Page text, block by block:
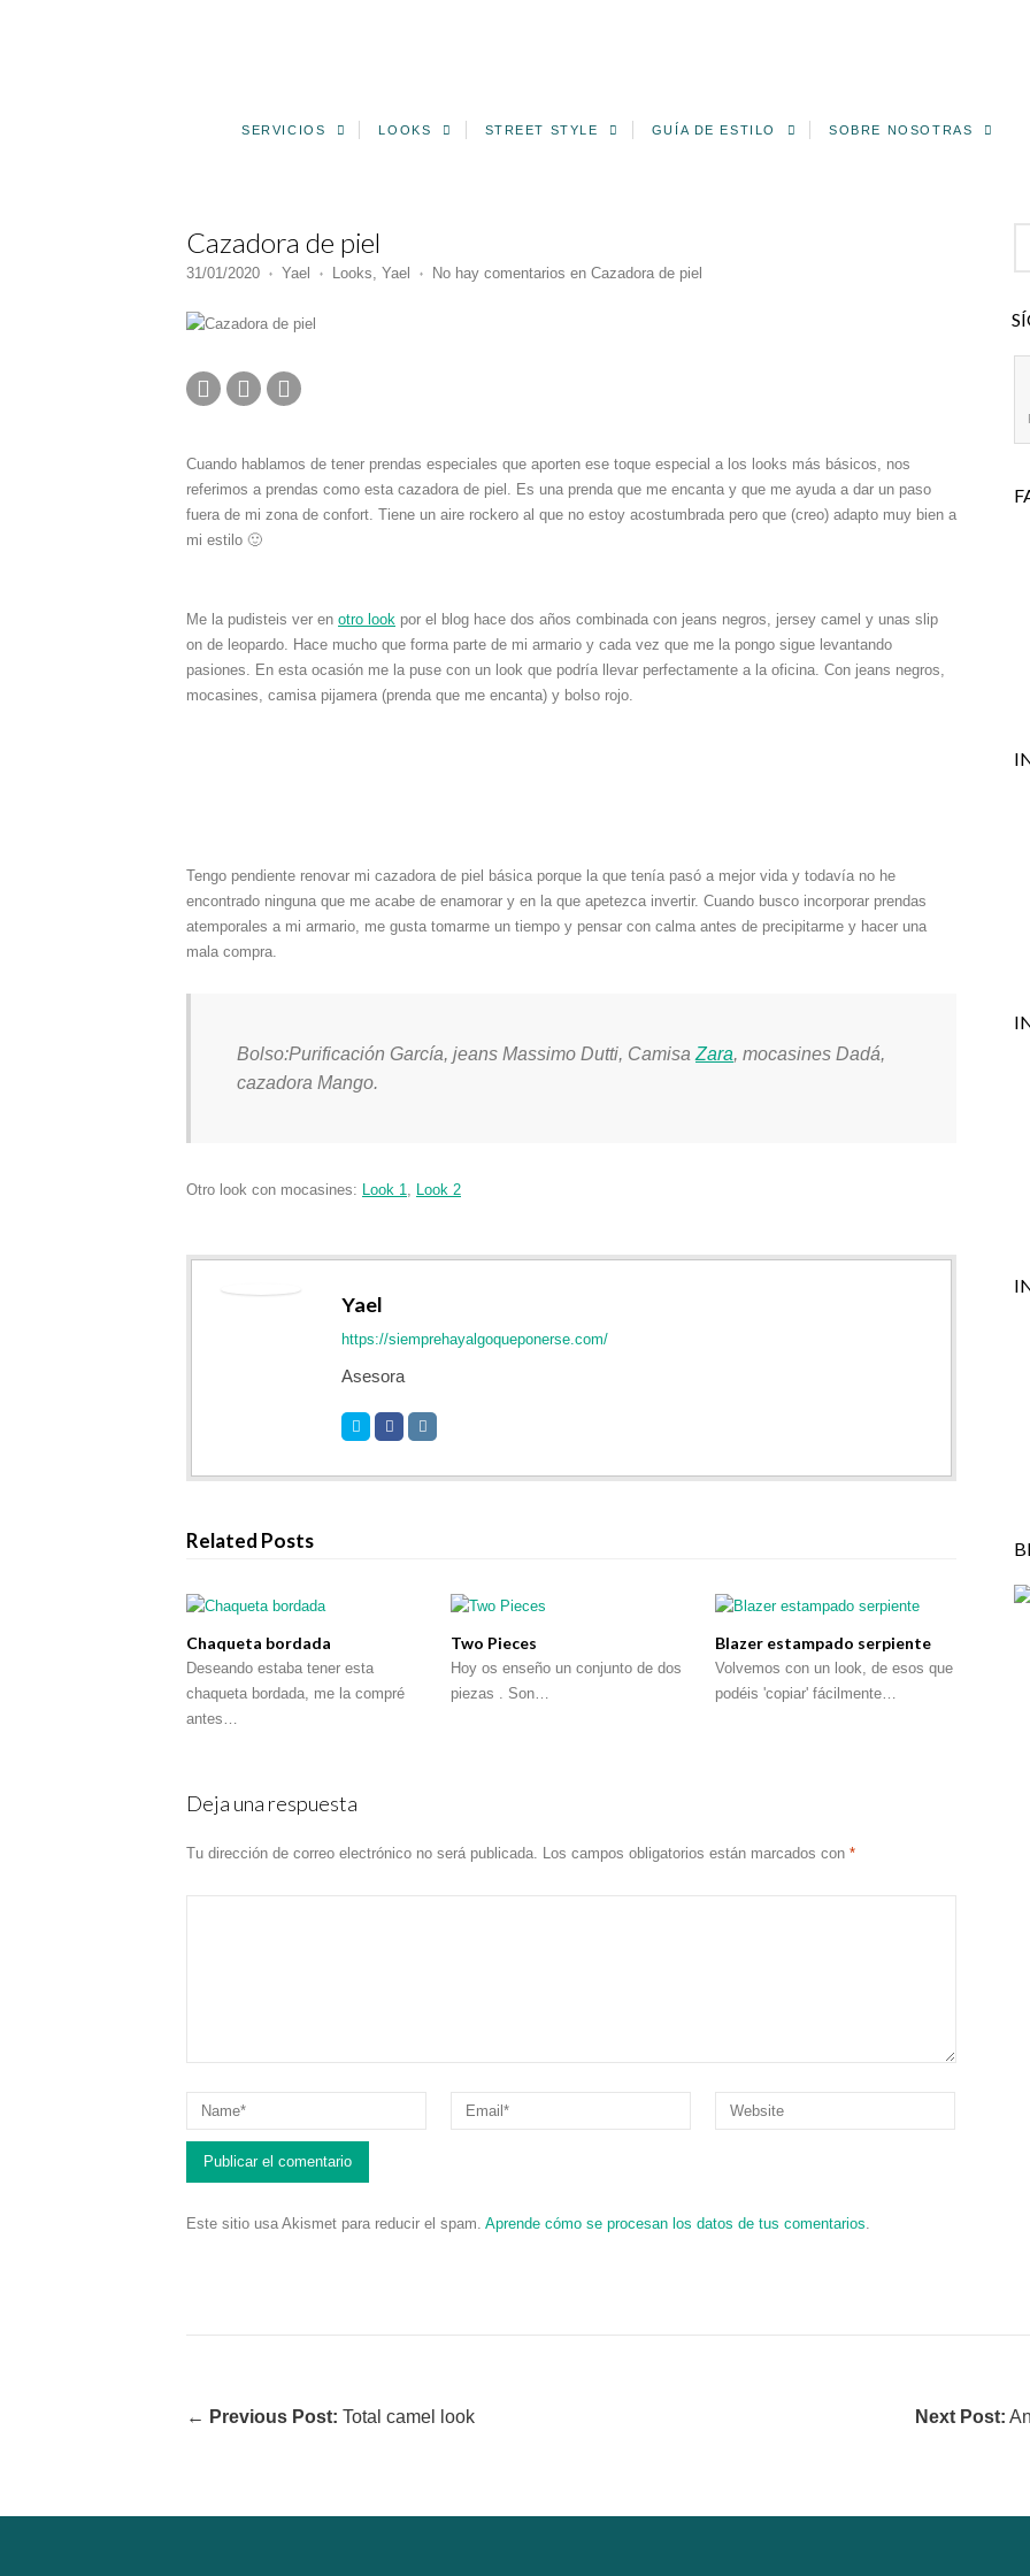
SERVICIOS LOOKS STREET STYLE GUÍA DE ESTILO SOBRE NOSOTRAS
Cazadora de piel
31/01/2020 ♦ Yael ♦ Looks, Yael ♦ No hay comentarios en Cazadora de piel
Cuando hablamos de tener prendas especiales que aporten ese toque especial a los looks más básicos, nos
referimos a prendas como esta cazadora de piel. Es una prenda que me encanta y que me ayuda a dar un paso
fuera de mi zona de confort. Tiene un aire rockero al que no estoy acostumbrada pero que (creo) adapto muy bien a
mi estilo 🙂
Me la pudisteis ver en otro look por el blog hace dos años combinada con jeans negros, jersey camel y unas slip
on de leopardo. Hace mucho que forma parte de mi armario y cada vez que me la pongo sigue levantando
pasiones. En esta ocasión me la puse con un look que podría llevar perfectamente a la oficina. Con jeans negros,
mocasines, camisa pijamera (prenda que me encanta) y bolso rojo.
Tengo pendiente renovar mi cazadora de piel básica porque la que tenía pasó a mejor vida y todavía no he
encontrado ninguna que me acabe de enamorar y en la que apetezca invertir. Cuando busco incorporar prendas
atemporales a mi armario, me gusta tomarme un tiempo y pensar con calma antes de precipitarme y hacer una
mala compra.
Bolso:Purificación García, jeans Massimo Dutti, Camisa Zara, mocasines Dadá,
cazadora Mango.
Otro look con mocasines: Look 1, Look 2
Yael
https://siemprehayalgoqueponerse.com/
Asesora
Related Posts
Chaqueta bordada
Deseando estaba tener esta
chaqueta bordada, me la compré
antes…
Two Pieces
Hoy os enseño un conjunto de dos
piezas . Son…
Blazer estampado serpiente
Volvemos con un look, de esos que
podéis 'copiar' fácilmente…
Deja una respuesta
Tu dirección de correo electrónico no será publicada. Los campos obligatorios están marcados con *
Este sitio usa Akismet para reducir el spam. Aprende cómo se procesan los datos de tus comentarios.
Next Post:
← Previous Post: Total camel look